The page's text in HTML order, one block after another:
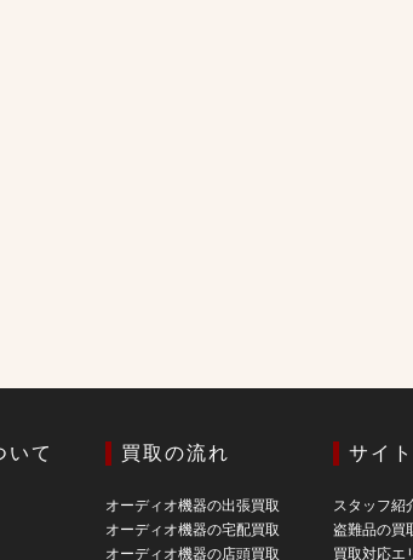
いて 買取の流れ
オーディオ機器の出張買取
オーディオ機器の宅配買取
オーディオ機器の店頭買取
サイ
スタッフ紹
盗難品の買
買取対応エ